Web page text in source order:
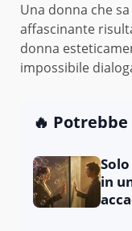
Una donna che
affascinante
donna
impossibile
🔥
in